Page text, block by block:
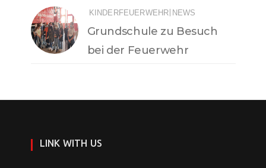
KINDERFEUERWEHR NEWS
Grundschule zu Besuch
bei der Feuerwehr
LINK WITH US